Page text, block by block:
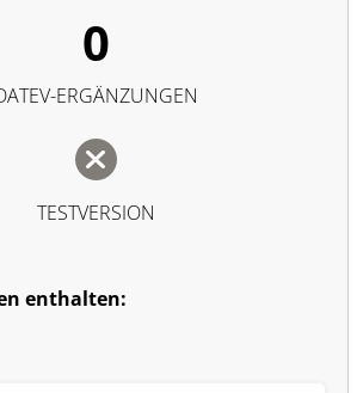
0
ERGÄNZUNGEN
TESTVERSION
enthalten: